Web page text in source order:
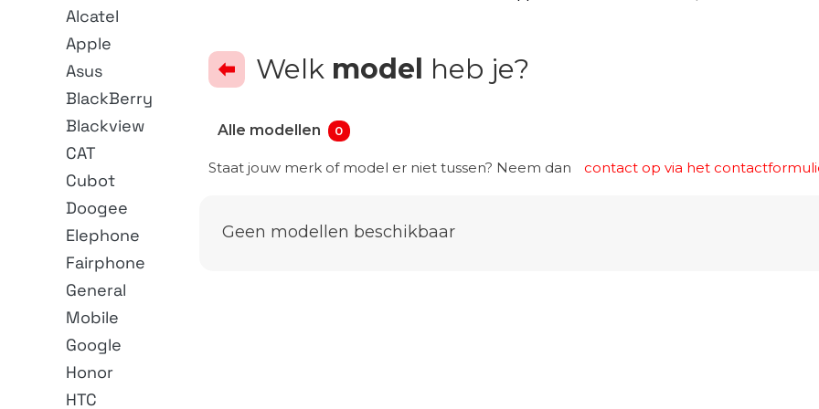
Alcatel
Apple
Asus
BlackBerry
Blackview
CAT
Cubot
Doogee
Elephone
Fairphone
General
Mobile
Google
Honor
HTC
Welk model heb je?
Alle modellen 0
Staat jouw merk of model er niet tussen? Neem dan contact op via het
Geen modellen beschikbaar